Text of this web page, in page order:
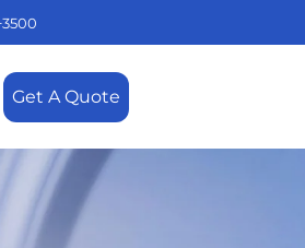
3500+ من المنتجات
Get A Quote